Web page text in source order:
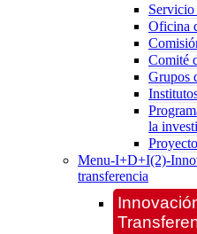
Oficina
Comité
Grupos
la
Menu-I+D+I(2)-
transferencia